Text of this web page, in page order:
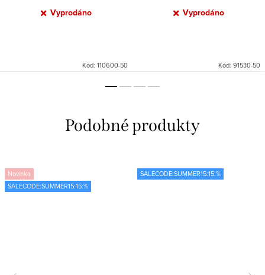
Vyprodáno
Kód: 110600-50
Vyprodáno
Kód: 91530-50
Novinka
SALECODE:SUMMER15:15:%
SALECODE:SUMMER15:15:%